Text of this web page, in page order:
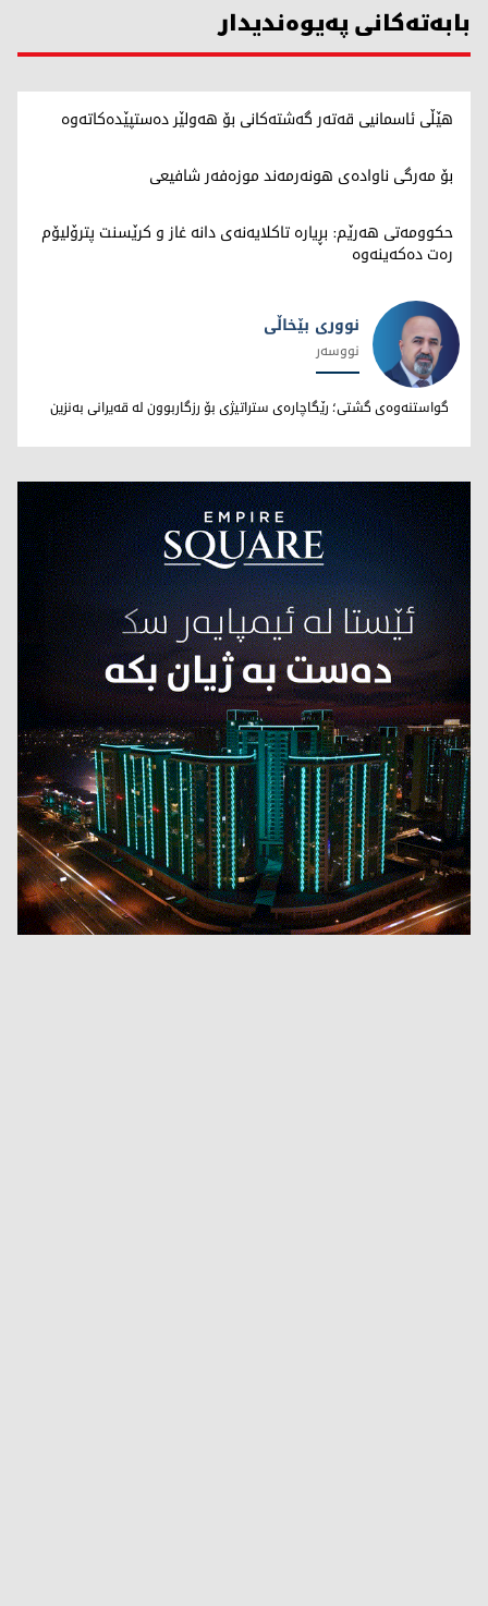
بابەتەکانی پەیوەندیدار
هێڵی ئاسمانیی قەتەر گەشتەکانی بۆ هەولێر دەستپێدەکاتەوە
بۆ مەرگی ناوادەی هونەرمەند موزەفەر شافیعی
حکوومەتی هەرێم: بڕیارە تاکلایەنەی دانە غاز و کرێسنت پترۆلیۆم
رەت دەکەینەوە
نووری بێخاڵی
نووری بێخاڵی
نووسەر
گواستنەوەی گشتی؛ رێگاچارەی ستراتیژی بۆ رزگاربوون لە قەیرانی بەنزین